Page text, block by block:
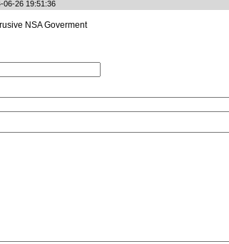
06-26 19:51:36
NSA Goverment